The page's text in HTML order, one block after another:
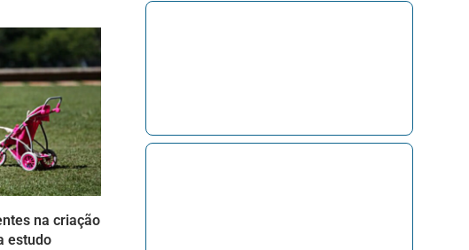
na criação
estudo